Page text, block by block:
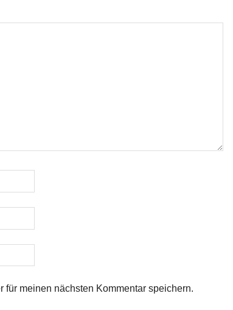
meinen nächsten Kommentar speichern.